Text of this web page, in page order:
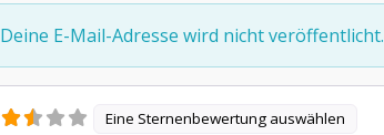
Deine E-Mail-Adresse wird nicht veröffentlicht.
Eine Sternenbewertung auswählen